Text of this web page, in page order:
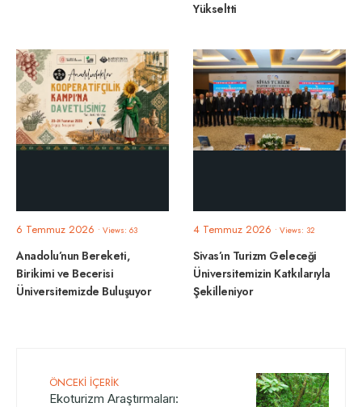
Yükseltti
6 Temmuz 2026 • Views: 63
Anadolu’nun Bereketi,
Birikimi ve Becerisi
Üniversitemizde Buluşuyor
4 Temmuz 2026 • Views: 32
Sivas’ın Turizm Geleceği
Üniversitemizin Katkılarıyla
Şekilleniyor
ÖNCEKI İÇERIK
Ekoturizm Araştırmaları: